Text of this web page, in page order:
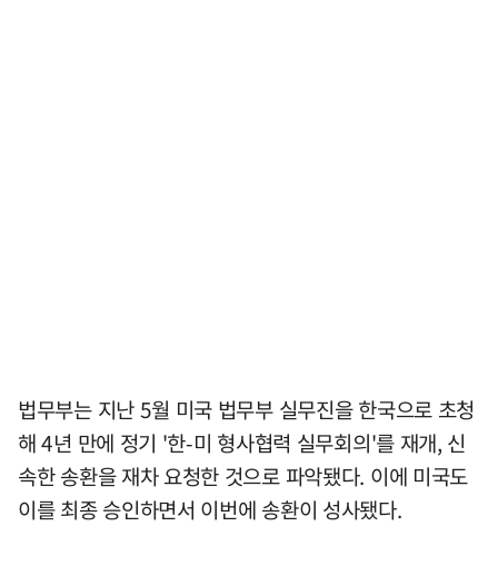
법무부는 지난 5월 미국 법무부 실무진을 한국으로 초청
해 4년 만에 정기 '한-미 형사협력 실무회의'를 재개, 신
속한 송환을 재차 요청한 것으로 파악됐다. 이에 미국도
이를 최종 승인하면서 이번에 송환이 성사됐다.